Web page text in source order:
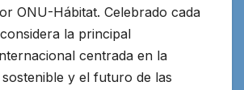
ONU-Hábitat. Celebrado cada
la principal
centrada en la
y el futuro de las